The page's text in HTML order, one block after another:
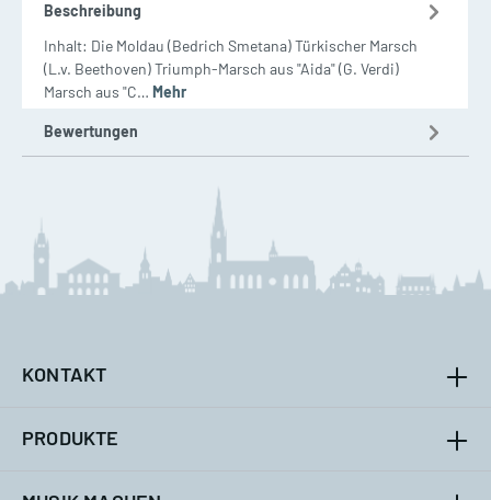
Beschreibung
Inhalt: Die Moldau (Bedrich Smetana) Türkischer Marsch
(L.v. Beethoven) Triumph-Marsch aus "Aida" (G. Verdi)
Marsch aus "C… Mehr
Bewertungen
KONTAKT
PRODUKTE